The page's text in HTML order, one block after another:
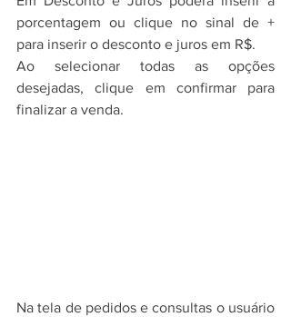
porcentagem ou clique no sinal de +
para inserir o desconto e juros em R$.
Ao selecionar todas as opções
desejadas, clique em confirmar para
finalizar a venda.
Na tela de pedidos e consultas o usuário